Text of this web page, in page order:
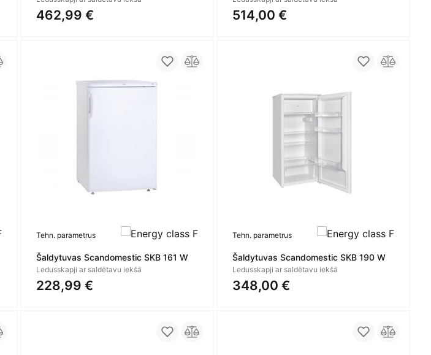
462,99 € 514,00 €
Tehn. parametrus
Šaldytuvas Scandomestic SKB 161 W
Ledusskapji ar saldētavu iekšā
228,99 €
Tehn. parametrus
Šaldytuvas Scandomestic SKB 190 W
Ledusskapji ar saldētavu iekšā
348,00 €